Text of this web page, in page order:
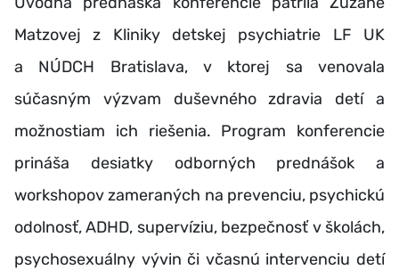
Matzovej z Kliniky detskej psychiatrie LF UK
a NÚDCH Bratislava, v ktorej sa venovala
súčasným výzvam duševného zdravia detí a
možnostiam ich riešenia. Program konferencie
prináša desiatky odborných prednášok a
workshopov zameraných na prevenciu, psychickú
odolnosť, ADHD, supervíziu, bezpečnosť v školách,
psychosexuálny vývin či včasnú intervenciu detí